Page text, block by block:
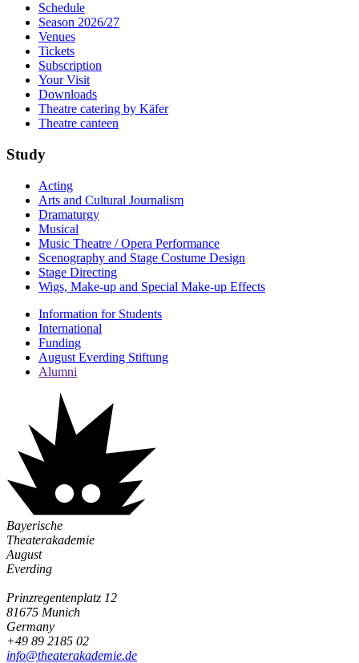
Schedule
Season 2026/27
Venues
Tickets
Subscription
Your Visit
Downloads
Theatre catering by Käfer
Theatre canteen
Study
Acting
Arts and Cultural Journalism
Dramaturgy
Musical
Music Theatre / Opera Performance
Scenography and Stage Costume Design
Stage Directing
Wigs, Make-up and Special Make-up Effects
Information for Students
International
Funding
August Everding Stiftung
Alumni
Bayerische
Theaterakademie
August
Everding
Prinzregentenplatz 12
81675 Munich
Germany
+49 89 2185 02
info@­theaterakademie.de